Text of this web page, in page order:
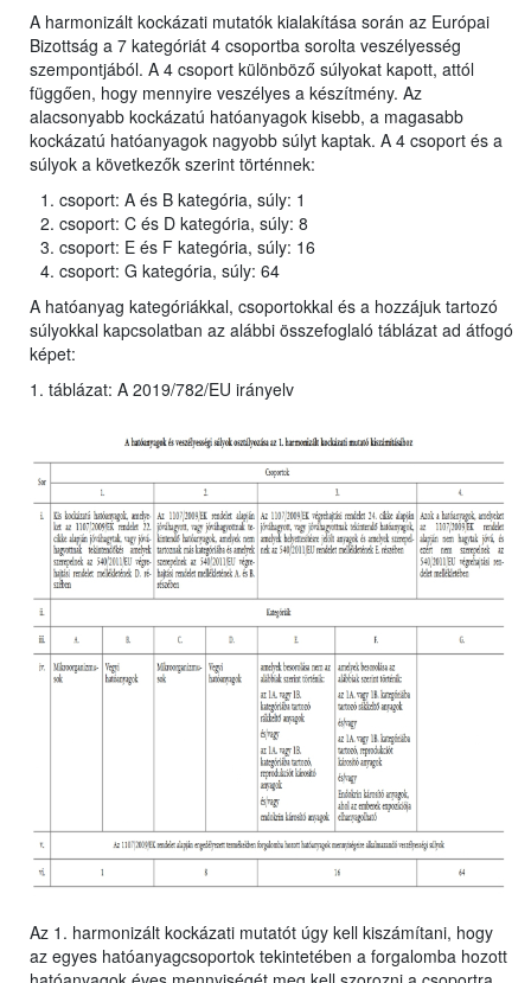
A harmonizált kockázati mutatók kialakítása során az Európai
Bizottság a 7 kategóriát 4 csoportba sorolta veszélyesség
szempontjából. A 4 csoport különböző súlyokat kapott, attól
függően, hogy mennyire veszélyes a készítmény. Az
alacsonyabb kockázatú hatóanyagok kisebb, a magasabb
kockázatú hatóanyagok nagyobb súlyt kaptak. A 4 csoport és a
súlyok a következők szerint történnek:
csoport: A és B kategória, súly: 1
csoport: C és D kategória, súly: 8
csoport: E és F kategória, súly: 16
csoport: G kategória, súly: 64
A hatóanyag kategóriákkal, csoportokkal és a hozzájuk tartozó
súlyokkal kapcsolatban az alábbi összefoglaló táblázat ad átfogó
képet:
1. táblázat: A 2019/782/EU irányelv
Az 1. harmonizált kockázati mutatót úgy kell kiszámítani, hogy
az egyes hatóanyagcsoportok tekintetében a forgalomba hozott